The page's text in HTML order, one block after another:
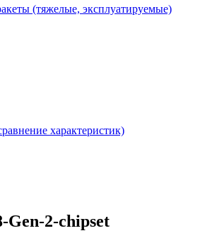
(тяжелые, эксплуатируемые)
характеристик)
Gen-2-chipset